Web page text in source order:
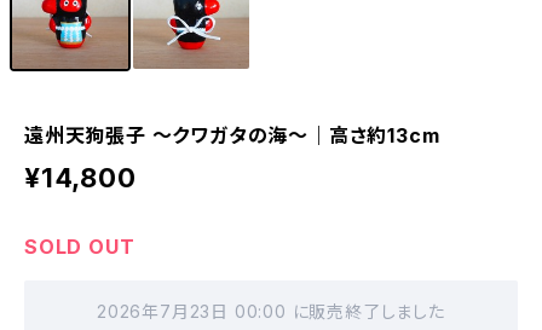
遠州天狗張子 〜クワガタの海〜｜高さ約13cm
¥14,800
SOLD OUT
2026年7月23日 00:00 に販売終了しました